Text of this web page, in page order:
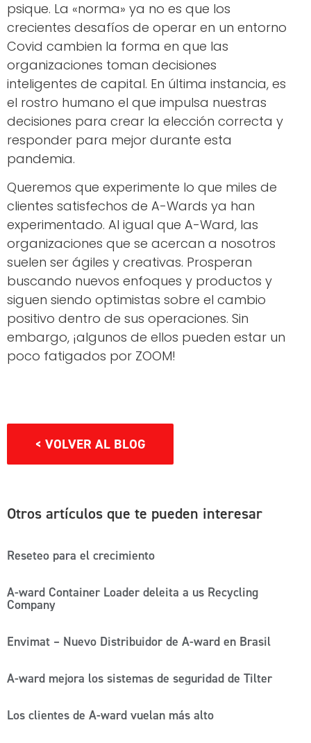
psique. La «norma» ya no es que los
crecientes desafíos de operar en un entorno
Covid cambien la forma en que las
organizaciones toman decisiones
inteligentes de capital. En última instancia, es
el rostro humano el que impulsa nuestras
decisiones para crear la elección correcta y
responder para mejor durante esta
pandemia.
Queremos que experimente lo que miles de
clientes satisfechos de A-Wards ya han
experimentado. Al igual que A-Ward, las
organizaciones que se acercan a nosotros
suelen ser ágiles y creativas. Prosperan
buscando nuevos enfoques y productos y
siguen siendo optimistas sobre el cambio
positivo dentro de sus operaciones. Sin
embargo, ¡algunos de ellos pueden estar un
poco fatigados por ZOOM!
< VOLVER AL BLOG
Otros artículos que te pueden interesar
Reseteo para el crecimiento
A-ward Container Loader deleita a us Recycling
Company
Envimat – Nuevo Distribuidor de A-ward en Brasil
A-ward mejora los sistemas de seguridad de Tilter
Los clientes de A-ward vuelan más alto